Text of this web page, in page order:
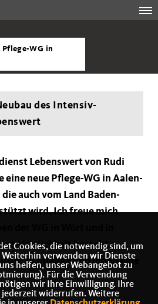
Pflege-WG in
des Intensiv-
Lebenswert von Rudi
eine neue Pflege-WG in Aalen-
auch vom Land Baden-
wird. Ich freue mich
der WG in Wört und in
Möglichkeit besteht,
zu pflegen und ihnen eine
Cookies, die notwendig sind, um
Weiterhin verwenden wir Dienste
helfen, unser Webangebot zu
Für die Verwendung
wir Ihre Einwilligung. Ihre
jederzeit widerrufen. Weitere